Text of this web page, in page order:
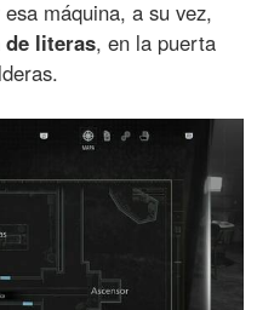
máquina, a su vez,
de literas, en la puerta